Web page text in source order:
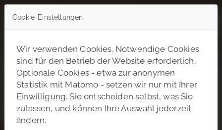
Cookie-Einstellungen
Wir verwenden Cookies. Notwendige Cookies
sind für den Betrieb der Website erforderlich.
Optionale Cookies - etwa zur anonymen
Statistik mit Matomo - setzen wir nur mit Ihrer
Einwilligung. Sie entscheiden selbst, was Sie
zulassen, und können Ihre Auswahl jederzeit
ändern.